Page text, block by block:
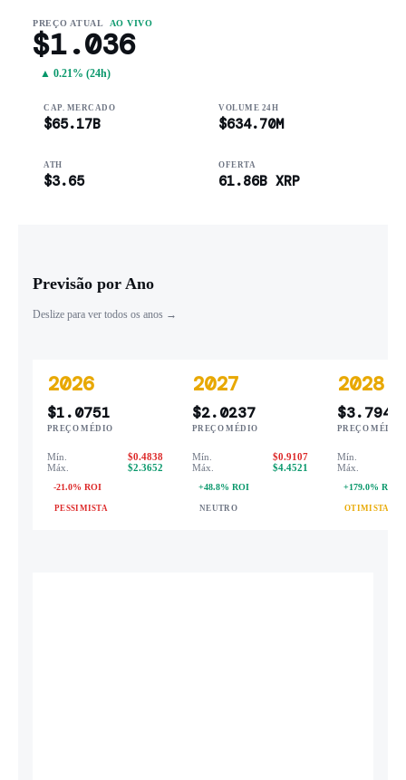
PREÇO ATUAL AO VIVO
$1.036
▲ 0.21% (24h)
CAP. MERCADO
$65.17B
VOLUME 24H
$634.70M
ATH
$3.65
OFERTA
61.86B XRP
Previsão por Ano
Deslize para ver todos os anos →
2026
$1.0751
PREÇO MÉDIO
Mín.
$0.4838
Máx.
$2.3652
-21.0% ROI
PESSIMISTA
2027
$2.0237
PREÇO MÉDIO
Mín.
$0.9107
Máx.
$4.4521
+48.8% ROI
NEUTRO
2028
$3.7944
PREÇO MÉDIO
Mín.
Máx.
+179.0% ROI
OTIMISTA